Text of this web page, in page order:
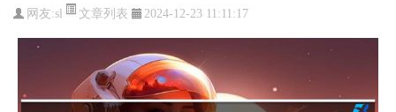
网友:sl 文章列表 2024-12-23 11:11:17